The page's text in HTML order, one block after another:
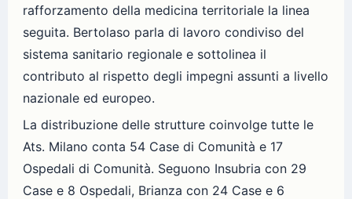
rafforzamento della medicina territoriale la linea
seguita. Bertolaso parla di lavoro condiviso del
sistema sanitario regionale e sottolinea il
contributo al rispetto degli impegni assunti a livello
nazionale ed europeo.
La distribuzione delle strutture coinvolge tutte le
Ats. Milano conta 54 Case di Comunità e 17
Ospedali di Comunità. Seguono Insubria con 29
Case e 8 Ospedali, Brianza con 24 Case e 6